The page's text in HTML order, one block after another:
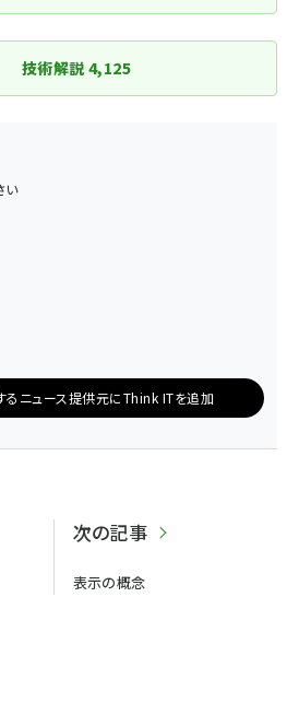
技術解説 4,125
い
るニュース提供元にThink ITを追加
次の記事
表示の概念